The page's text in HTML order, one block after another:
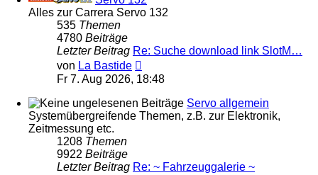
Alles zur Carrera Servo 132
535 Themen
4780 Beiträge
Letzter Beitrag Re: Suche download link SlotM…
von La Bastide
Beitrag
Fr 7. Aug 2026, 18:48
Servo allgemein
Systemübergreifende Themen, z.B. zur Elektronik,
Zeitmessung etc.
1208 Themen
9922 Beiträge
Letzter Beitrag Re: ~ Fahrzeuggalerie ~